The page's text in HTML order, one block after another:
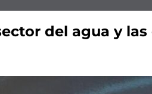
del agua y